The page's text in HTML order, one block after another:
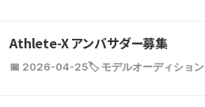
Athlete-X アンバサダー募集
📅 2026-04-25🏷️ モデルオーディション